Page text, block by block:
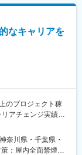
配属される『コン
薬を中心にプロジ
るキャリアや、マ
が可能。
高いキャリアを築
て、誰に使うと良
的に使うことがで
じて、患者さんの
。
対策講座がありま
す！専門性の高い
めた表記です。
なキャリアを
のプロジェクト稼
アチェンジ実績有
所属し、MRとして
師や医療関係者に
奈川県・千葉県・
：屋内全面禁煙変